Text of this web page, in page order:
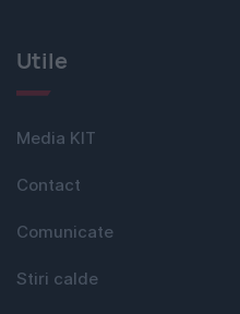
Utile
Media KIT
Contact
Comunicate
Stiri calde